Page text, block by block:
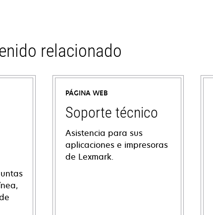
relacionado
PÁGINA WEB
Soporte técnico
Asistencia para sus
aplicaciones e impresoras
de Lexmark.